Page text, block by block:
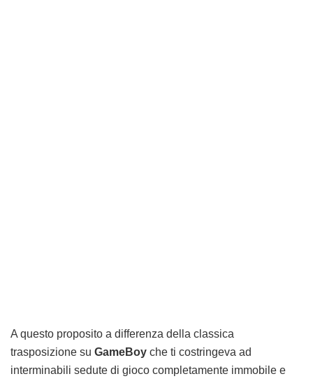
A questo proposito a differenza della classica
trasposizione su GameBoy che ti costringeva ad
interminabili sedute di gioco completamente immobile e